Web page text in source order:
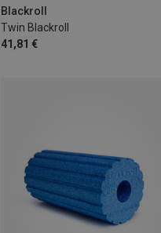
Blackroll
Twin Blackroll
41,81 €